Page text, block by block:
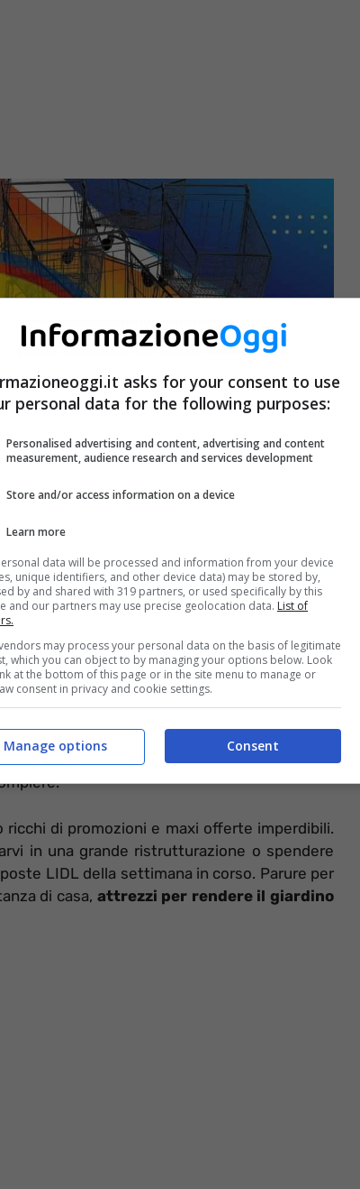
creare un’oasi di pace in casa (Informazioneoggi.it)
alimentari sbaglia di grosso. Il discount
soluzioni per la casa, il giardino, l’attività
e aspettano le offerte della settimana per
ricchi di promozioni e maxi offerte imperdibili.
in una grande ristrutturazione o spendere
LIDL della settimana in corso. Parure per
di casa, attrezzi per rendere il giardino
asks for your consent to use
personal data for the following purposes:
Personalised advertising and content, advertising and content
measurement, audience research and services development
Store and/or access information on a device
Learn more
data will be processed and information from your device
unique identifiers, and other device data) may be stored by,
by and shared with 319 partners, or used specifically by this
and our partners may use precise geolocation data. List of
may process your personal data on the basis of legitimate
which you can object to by managing your options below. Look
at the bottom of this page or in the site menu to manage or
consent in privacy and cookie settings.
Consent
Manage options